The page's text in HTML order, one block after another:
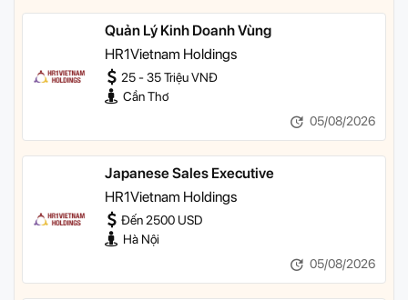
Quản Lý Kinh Doanh Vùng
HR1Vietnam Holdings
25 - 35 Triệu VNĐ
Cần Thơ
05/08/2026
Japanese Sales Executive
HR1Vietnam Holdings
Đến 2500 USD
Hà Nội
05/08/2026